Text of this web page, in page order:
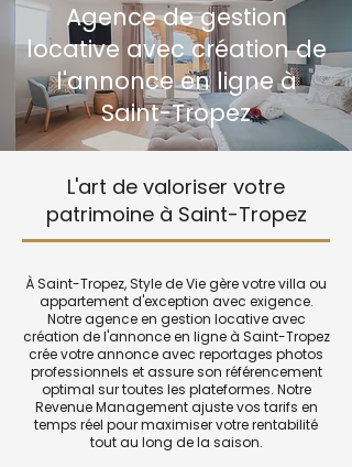
Agence de gestion
locative avec création de
l'annonce en ligne à
Saint-Tropez
L'art de valoriser votre
patrimoine à Saint-Tropez
À Saint-Tropez, Style de Vie gère votre villa ou
appartement d'exception avec exigence.
Notre agence en gestion locative avec
création de l'annonce en ligne à Saint-Tropez
crée votre annonce avec reportages photos
professionnels et assure son référencement
optimal sur toutes les plateformes. Notre
Revenue Management ajuste vos tarifs en
temps réel pour maximiser votre rentabilité
tout au long de la saison.